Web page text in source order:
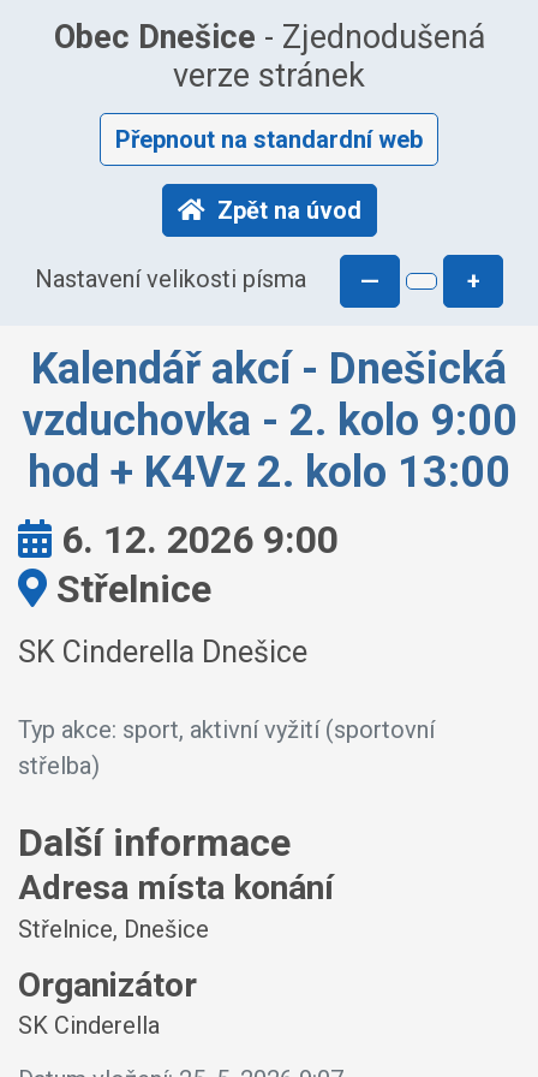
Obec Dnešice - Zjednodušená
verze stránek
Přepnout na standardní web
Zpět na úvod
Nastavení velikosti písma — +
Kalendář akcí - Dnešická
vzduchovka - 2. kolo 9:00
hod + K4Vz 2. kolo 13:00
Kdy:
6. 12. 2026 9:00
Kde:
Střelnice
SK Cinderella Dnešice
Typ akce: sport, aktivní vyžití (sportovní
střelba)
Další informace
Adresa místa konání
Střelnice, Dnešice
Organizátor
SK Cinderella